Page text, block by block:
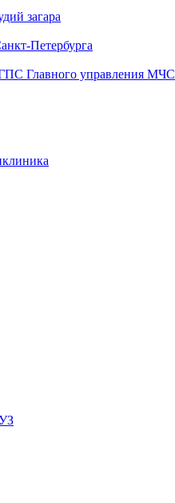
загара
Петербурга
Главного управления МЧС